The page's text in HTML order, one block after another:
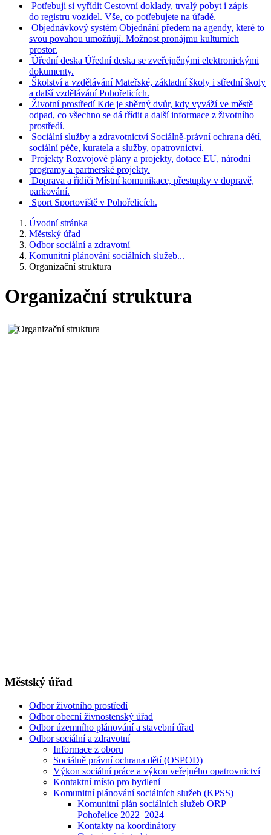
Potřebuji si vyřídit Cestovní doklady, trvalý pobyt i zápis
do registru vozidel. Vše, co potřebujete na úřadě.
Objednávkový systém Objednání předem na agendy, které to
svou povahou umožňují. Možnost pronájmu kulturních
prostor.
Úřední deska Úřední deska se zveřejněnými elektronickými
dokumenty.
Školství a vzdělávání Mateřské, základní školy i střední školy
a další vzdělávání Pohořelicích.
Životní prostředí Kde je sběrný dvůr, kdy vyváží ve městě
odpad, co všechno se dá třídit a další informace z životního
prostředí.
Sociální služby a zdravotnictví Sociálně-právní ochrana dětí,
sociální péče, kuratela a služby, opatrovnictví.
Projekty Rozvojové plány a projekty, dotace EU, národní
programy a partnerské projekty.
Doprava a řidiči Místní komunikace, přestupky v dopravě,
parkování.
Sport Sportoviště v Pohořelicích.
Úvodní stránka
Městský úřad
Odbor sociální a zdravotní
Komunitní plánování sociálních služeb...
Organizační struktura
Organizační struktura
Městský úřad
Odbor životního prostředí
Odbor obecní živnostenský úřad
Odbor územního plánování a stavební úřad
Odbor sociální a zdravotní
Informace z oboru
Sociálně právní ochrana dětí (OSPOD)
Výkon sociální práce a výkon veřejného opatrovnictví
Kontaktní místo pro bydlení
Komunitní plánování sociálních služeb (KPSS)
Komunitní plán sociálních služeb ORP
Pohořelice 2022–2024
Kontakty na koordinátory